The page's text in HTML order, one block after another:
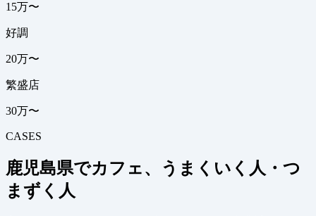
15万〜
好調
20万〜
繁盛店
30万〜
CASES
鹿児島県でカフェ、うまくいく人・つ
まずく人